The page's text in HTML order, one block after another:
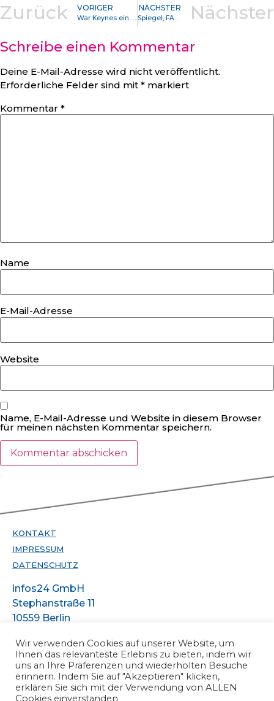
Zurück VORIGER
War Keynes ein „Linker“ ?
NÄCHSTER
Spiegel, FAZ, Bertelsmann, RP-Online lassen mit KI über die Firma Retresco Texte generieren???? Nächster
Schreibe einen Kommentar
Deine E-Mail-Adresse wird nicht veröffentlicht.
Erforderliche Felder sind mit * markiert
Kommentar *
Name
E-Mail-Adresse
Website
Name, E-Mail-Adresse und Website in diesem Browser
für meinen nächsten Kommentar speichern.
KONTAKT
IMPRESSUM
DATENSCHUTZ
infos24 GmbH
Stephanstraße 11
10559 Berlin
47301388
infos@infos24.de
Wir verwenden Cookies auf unserer Website, um
Ihnen das relevanteste Erlebnis zu bieten, indem wir
uns an Ihre Präferenzen und wiederholten Besuche
erinnern. Indem Sie auf "Akzeptieren" klicken,
erklären Sie sich mit der Verwendung von ALLEN
Cookies einverstanden.